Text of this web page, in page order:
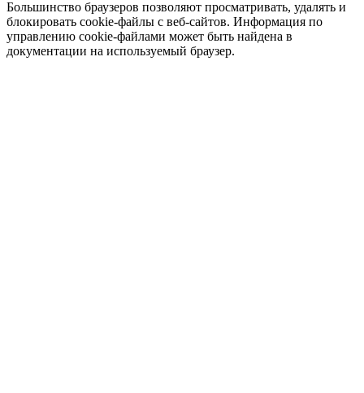
Большинство браузеров позволяют просматривать, удалять и
блокировать cookie-файлы c веб-сайтов. Информация по
управлению cookie-файлами может быть найдена в
документации на используемый браузер.